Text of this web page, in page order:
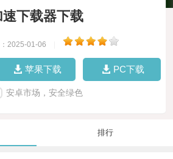
速下载器下载
2025-01-06
苹果下载 PC下载
安卓市场，安全绿色
排行